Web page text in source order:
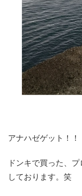
アナハゼゲット！！
ドンキで買った、
しております。笑